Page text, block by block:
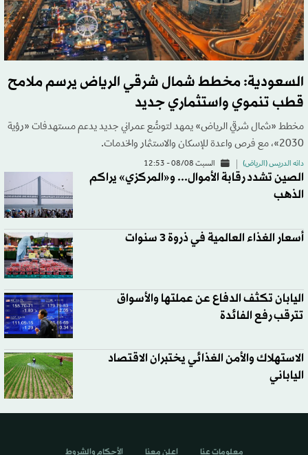
السعودية: مخطط شمال شرقي الرياض يرسم ملامح
قطب تنموي واستثماري جديد
مخطط «شمال شرقي الرياض» يمهد لتوسُّع عمراني جديد يدعم مستهدفات «رؤية
2030»، مع فرص واعدة للإسكان والاستثمار والخدمات.
دانه الدريس (الرياض) السبت 08/08 - 12:53
الصين تشدد رقابة الأموال... و«المركزي» يراكم
الذهب
أسعار الغذاء العالمية في ذروة 3 سنوات
اليابان تكثف الدفاع عن عملتها والأسواق
تترقب رفع الفائدة
الاستهلاك والأمن الغذائي يختبران الاقتصاد
الياباني
معلومات عنا اعلن معنا الأحكام والشروط